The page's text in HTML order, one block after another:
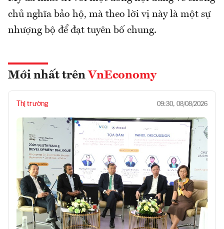
chủ nghĩa bảo hộ, mà theo lời vị này là một sự
nhượng bộ để đạt tuyên bố chung.
Mới nhất trên VnEconomy
Thị trường 09:30, 08/08/2026